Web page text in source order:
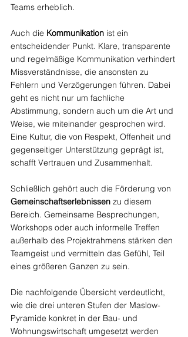
Teams erheblich.
Auch die Kommunikation ist ein
entscheidender Punkt. Klare, transparente
und regelmäßige Kommunikation verhindert
Missverständnisse, die ansonsten zu
Fehlern und Verzögerungen führen. Dabei
geht es nicht nur um fachliche
Abstimmung, sondern auch um die Art und
Weise, wie miteinander gesprochen wird.
Eine Kultur, die von Respekt, Offenheit und
gegenseitiger Unterstützung geprägt ist,
schafft Vertrauen und Zusammenhalt.
Schließlich gehört auch die Förderung von
Gemeinschaftserlebnissen zu diesem
Bereich. Gemeinsame Besprechungen,
Workshops oder auch informelle Treffen
außerhalb des Projektrahmens stärken den
Teamgeist und vermitteln das Gefühl, Teil
eines größeren Ganzen zu sein.
Die nachfolgende Übersicht verdeutlicht,
wie die drei unteren Stufen der Maslow-
Pyramide konkret in der Bau- und
Wohnungswirtschaft umgesetzt werden